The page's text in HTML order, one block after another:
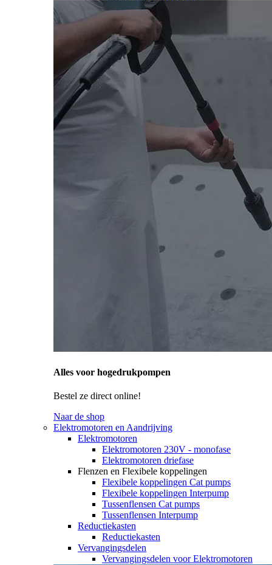
Alles voor hogedrukpompen
Bestel ze direct online!
Naar de shop
Elektromotoren en Aandrijving
Elektromotoren
Elektromotoren 230V - monofase
Elektromotoren driefase
Flenzen en Flexibele koppelingen
Flexibele koppelingen Cat pumps
Flexibele koppelingen Interpump
Tussenflensen Cat pumps
Tussenflensen Interpump
Reductiekasten
Reductiekasten
Vervangingsdelen
Vervangingsdelen voor Elektromotoren